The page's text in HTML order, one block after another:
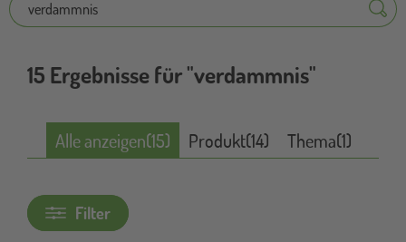
15 Ergebnisse für "verdammnis"
Alle anzeigen(15) Produkt(14) Thema(1)
Filter